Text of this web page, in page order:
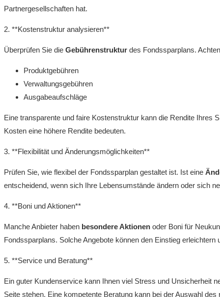
Partnergesellschaften hat.
2. **Kostenstruktur analysieren**
Überprüfen Sie die Gebührenstruktur des Fondssparplans.
Produktgebühren
Verwaltungsgebühren
Ausgabeaufschläge
Eine transparente und faire Kostenstruktur kann die Rendite Ihres
Kosten eine höhere Rendite bedeuten.
3. **Flexibilität und Änderungsmöglichkeiten**
Prüfen Sie, wie flexibel der Fondssparplan gestaltet ist. Ist eine
entscheidend, wenn sich Ihre Lebensumstände ändern oder sich
4. **Boni und Aktionen**
Manche Anbieter haben besondere Aktionen oder Boni für
Fondssparplans. Solche Angebote können den Einstieg
5. **Service und Beratung**
Ein guter Kundenservice kann Ihnen viel Stress und Unsicherheit
Seite stehen. Eine kompetente Beratung kann bei der Auswahl